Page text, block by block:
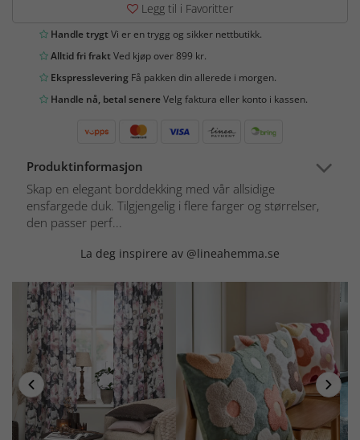
Legg til i Favoritter
Handle trygtVi er en trygg og sikker nettbutikk.
Alltid fri fraktVed kjøp over 899 kr.
Ekspresslevering Få pakken din allerede i morgen.
Handle nå, betal senereVelg faktura eller konto i kassen.
Produktinformasjon
Skap en elegant borddekking med vår allsidige
ensfargede duk. Tilgjengelig i flere farger og størrelser,
den passer perf...
La deg inspirere av @lineahemma.se